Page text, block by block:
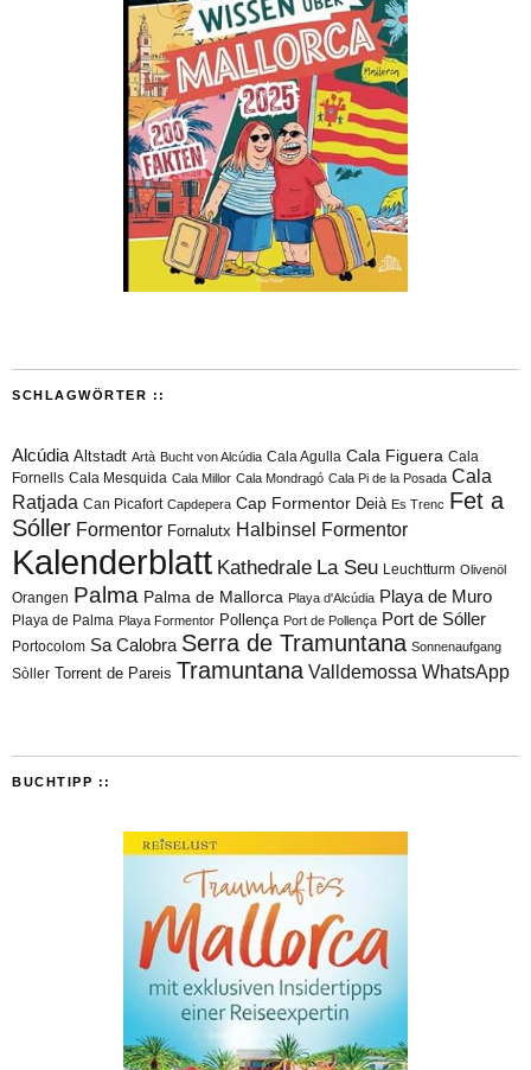
SCHLAGWÖRTER ::
Alcúdia Altstadt Artà Bucht von Alcúdia Cala Agulla Cala Figuera Cala
Fornells Cala Mesquida Cala Millor Cala Mondragó Cala Pi de la Posada Cala
Ratjada Can Picafort Capdepera Cap Formentor Deià Es Trenc Fet a
Sóller Formentor Fornalutx Halbinsel Formentor
Kalenderblatt Kathedrale La Seu Leuchtturm Olivenöl
Orangen Palma Palma de Mallorca Playa d'Alcúdia Playa de Muro
Playa de Palma Playa Formentor Pollença Port de Pollença Port de Sóller
Portocolom Sa Calobra Serra de Tramuntana Sonnenaufgang
Sòller Torrent de Pareis Tramuntana Valldemossa WhatsApp
BUCHTIPP ::